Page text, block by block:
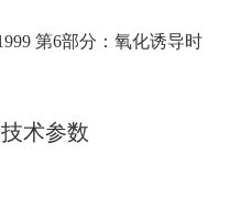
第6部分：氧化诱导时
术参数